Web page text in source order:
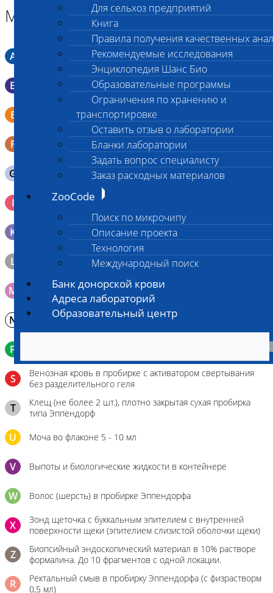
Для сельхоз предприятий
Книга
Правила получения качественных
Рекомендуемые исследования
Энциклопедия Шанс Био
Образовательные программы
Ограничения по хранению и
транспортировке
Оставить отзыв о лаборатории
Бланки лаборатории
Задать вопрос специалисту
Заказ расходных материалов
ZooCode
Поиск по микрочипу
Описание проекта
Технология
Международный поиск
Банк донорской крови
Адреса лабораторий
Образовательный центр
Материал
A Мазок в пробирку со средой Кери-Блера
B Мазок в пробирку со средой Эймса (Стюарта)
E
Смывы со слизистых в пробирку Эппендорфа (с
физраствором 0.5 мл)
F Кал в контейнере с ложечкой
G Содержимое желудка 10-30 мл
I
Кровь 2-3 мл. на фильтр-бумаге, высушенная для
K Образец тканей в контейнере с 10% раствором формалина
L Материал берется только в лаборатории!
M Мазок на стекло
N Молоко в контейнере 10-30 мл
P
S
Венозная кровь в пробирке с активатором свертывания
без разделительного геля
T
Клещ (не более 2 шт.), плотно закрытая сухая пробирка
типа Эппендорф
U Моча во флаконе 5 - 10 мл
V Выпоты и биологические жидкости в контейнере
W Волос (шерсть) в пробирке Эппендорфа
X
Зонд щеточка с буккальным эпителием с внутренней
поверхности щеки (эпителием слизистой оболочки щеки)
Z
Биопсийный эндоскопический материал в 10% растворе
формалина. До 10 фрагментов с одной локации.
R
Ректальный смыв в пробирку Эппендорфа (с физрастворм
0,5 мл)